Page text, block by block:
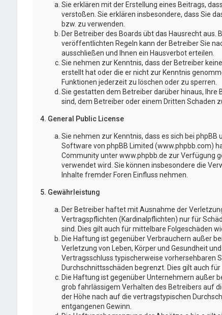
Sie erklären mit der Erstellung eines Beitrags,
verstoßen. Sie erklären insbesondere, dass Sie
bzw. zu verwenden.
Der Betreiber des Boards übt das Hausrecht
veröffentlichten Regeln kann der Betreiber Sie
ausschließen und Ihnen ein Hausverbot erteilen.
Sie nehmen zur Kenntnis, dass der Betreiber
erstellt hat oder die er nicht zur Kenntnis
Funktionen jederzeit zu löschen oder zu sperren.
Sie gestatten dem Betreiber darüber hinaus, Ihre
sind, dem Betreiber oder einem Dritten Schaden
4. General Public License
Sie nehmen zur Kenntnis, dass es sich bei phpBB
Software von phpBB Limited (www.phpbb.com)
Community unter www.phpbb.de zur Verfügung
verwendet wird. Sie können insbesondere die
Inhalte fremder Foren Einfluss nehmen.
5. Gewährleistung
Der Betreiber haftet mit Ausnahme der
Vertragspflichten (Kardinalpflichten) nur für
sind. Dies gilt auch für mittelbare Folgeschäden
Die Haftung ist gegenüber Verbrauchern außer
Verletzung von Leben, Körper und Gesundheit
Vertragsschluss typischerweise vorhersehbaren
Durchschnittsschäden begrenzt. Dies gilt auch
Die Haftung ist gegenüber Unternehmern außer
grob fahrlässigem Verhalten des Betreibers auf
der Höhe nach auf die vertragstypischen
entgangenen Gewinn.